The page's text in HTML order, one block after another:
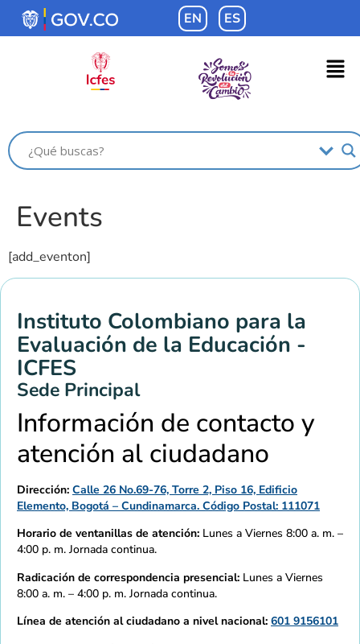
contenido EN ES
Events
[add_eventon]
Instituto Colombiano para la
Evaluación de la Educación -
ICFES
Sede Principal
Información de contacto y
atención al ciudadano
Dirección: Calle 26 No.69-76, Torre 2, Piso 16, Edificio
Elemento, Bogotá – Cundinamarca. Código Postal: 111071
Horario de ventanillas de atención: Lunes a Viernes 8:00 a. m. –
4:00 p. m. Jornada continua.
Radicación de correspondencia presencial: Lunes a Viernes
8:00 a. m. – 4:00 p. m. Jornada continua.
Línea de atención al ciudadano a nivel nacional: 601 9156101